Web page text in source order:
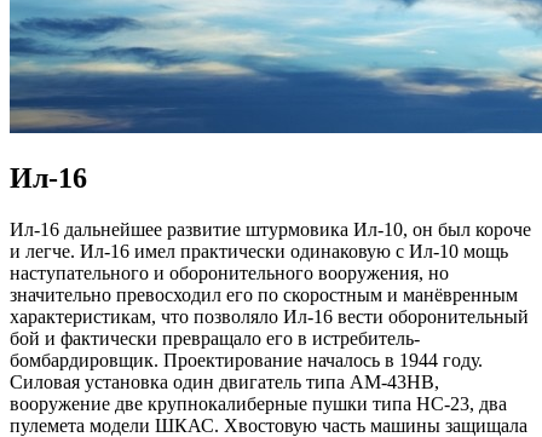
Ил-16
Ил-16 дальнейшее развитие штурмовика Ил-10, он был короче
и легче. Ил-16 имел практически одинаковую с Ил-10 мощь
наступательного и оборонительного вооружения, но
значительно превосходил его по скоростным и манёвренным
характеристикам, что позволяло Ил-16 вести оборонительный
бой и фактически превращало его в истребитель-
бомбардировщик. Проектирование началось в 1944 году.
Силовая установка один двигатель типа АМ-43НВ,
вооружение две крупнокалиберные пушки типа НС-23, два
пулемета модели ШКАС. Хвостовую часть машины защищала